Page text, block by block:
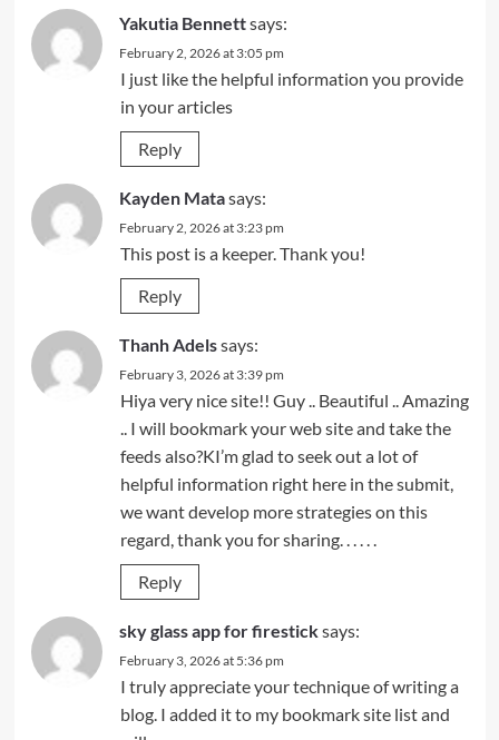
Yakutia Bennettsays:
February 2, 2026 at 3:05 pm
I just like the helpful information you provide
in your articles
Reply
Kayden Matasays:
February 2, 2026 at 3:23 pm
This post is a keeper. Thank you!
Reply
Thanh Adelssays:
February 3, 2026 at 3:39 pm
Hiya very nice site!! Guy .. Beautiful .. Amazing
.. I will bookmark your web site and take the
feeds also?KI’m glad to seek out a lot of
helpful information right here in the submit,
we want develop more strategies on this
regard, thank you for sharing. . . . . .
Reply
sky glass app for firesticksays:
February 3, 2026 at 5:36 pm
I truly appreciate your technique of writing a
blog. I added it to my bookmark site list and